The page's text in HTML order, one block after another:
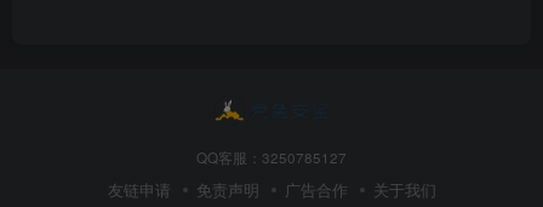
QQ客服：3250785127
友链申请 免责声明 广告合作 关于我们